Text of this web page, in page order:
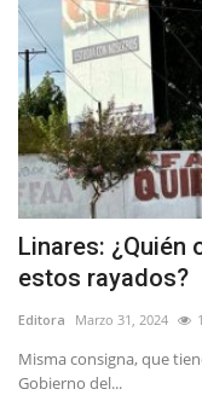
Linares: ¿Quién
estos rayados?
Editora Marzo 31, 2024
Misma consigna, que
Gobierno del...